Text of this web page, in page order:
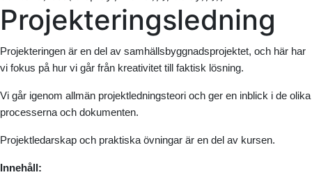
Projekteringsledning
Projekteringen är en del av samhällsbyggnadsprojektet, och här har
vi fokus på hur vi går från kreativitet till faktisk lösning.
Vi går igenom allmän projektledningsteori och ger en inblick i de olika
processerna och dokumenten.
Projektledarskap och praktiska övningar är en del av kursen.
Innehåll: